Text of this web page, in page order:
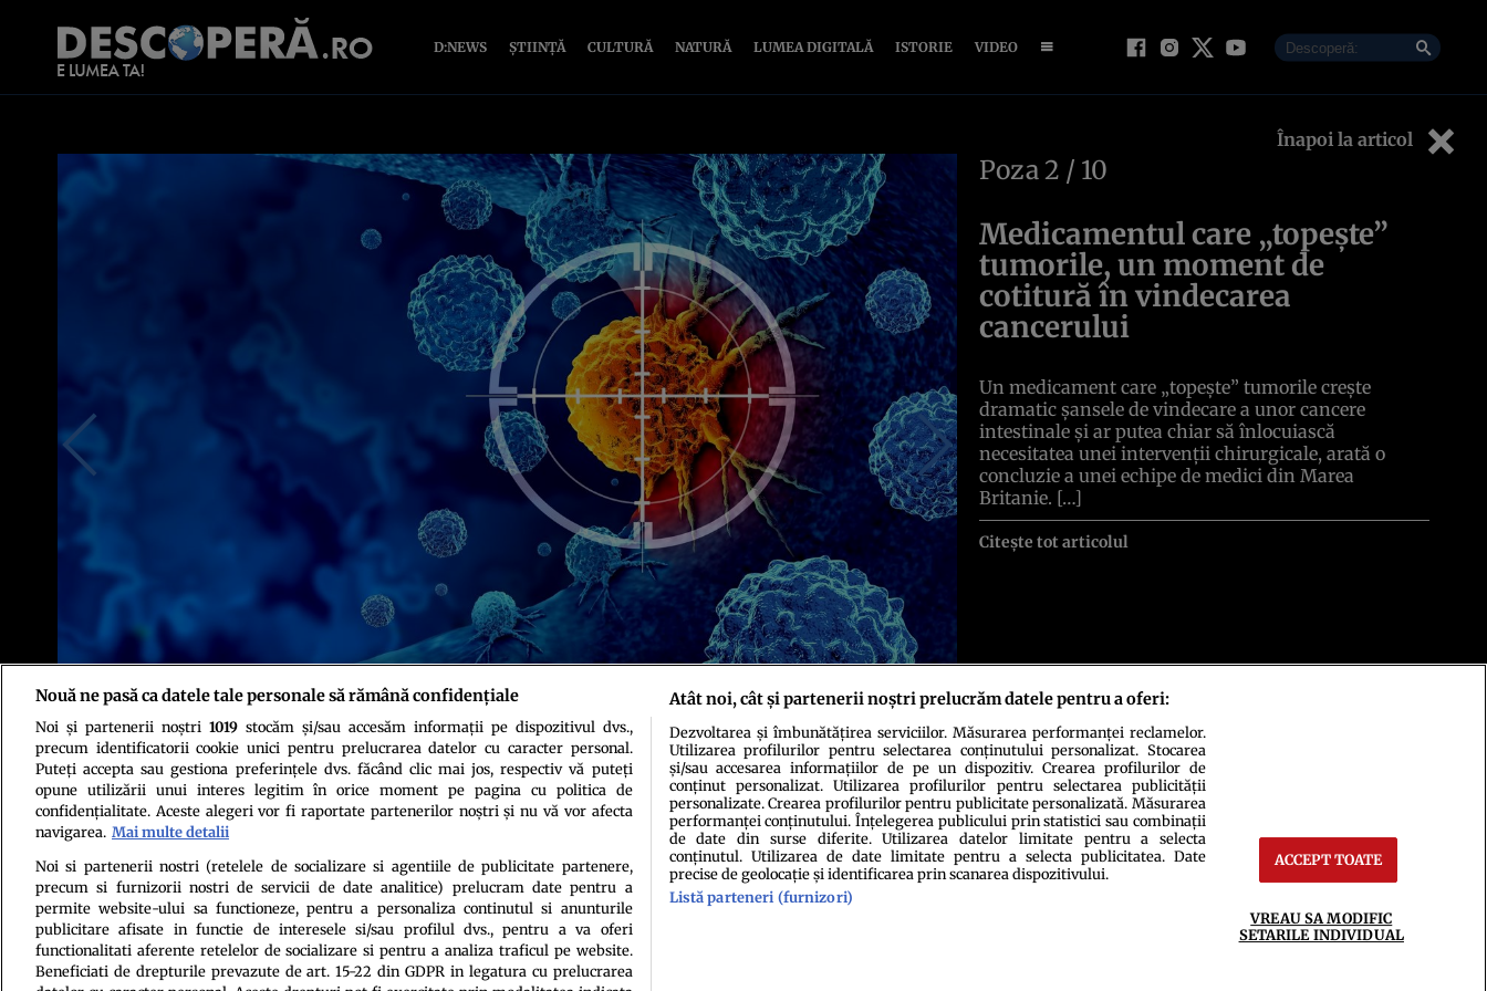
D:NEWS ȘTIINȚĂ CULTURĂ NATURĂ LUMEA DIGITALĂ ISTORIE VIDEO
Înapoi la articol
Foto: Shutterstock
Poza2 / 10
Medicamentul care „topește”
tumorile, un moment de
cotitură în vindecarea
cancerului
Un medicament care „topește” tumorile crește
dramatic șansele de vindecare a unor cancere
intestinale și ar putea chiar să înlocuiască
necesitatea unei intervenții chirurgicale, arată o
concluzie a unei echipe de medici din Marea
Britanie. […]
Citește tot articolul
Politica de confidenţialitatePolitica de cookiesTermeni şi condiţii Echipa redacțională ContactSetări Cookies
Nouă ne pasă ca datele tale personale să rămână confidențiale
Noi și partenerii noștri 1019stocăm și/sau accesăm informații pe dispozitivul dvs.,
precum identificatorii cookie unici pentru prelucrarea datelor cu caracter personal.
Puteți accepta sau gestiona preferințele dvs. făcând clic mai jos, respectiv vă puteți
opune utilizării unui interes legitim în orice moment pe pagina cu politica de
confidențialitate. Aceste alegeri vor fi raportate partenerilor noștri și nu vă vor afecta
navigarea. Mai multe detalii
Noi si partenerii nostri (retelele de socializare si agentiile de publicitate partenere,
precum si furnizorii nostri de servicii de date analitice) prelucram date pentru a
permite website-ului sa functioneze, pentru a personaliza continutul si anunturile
publicitare afisate in functie de interesele si/sau profilul dvs., pentru a va oferi
functionalitati aferente retelelor de socializare si pentru a analiza traficul pe website.
Beneficiati de drepturile prevazute de art. 15-22 din GDPR in legatura cu prelucrarea
Atât noi, cât și partenerii noștri prelucrăm datele pentru a oferi:
Dezvoltarea și îmbunătățirea serviciilor. Măsurarea performanței reclamelor.
Utilizarea profilurilor pentru selectarea conținutului personalizat. Stocarea
și/sau accesarea informațiilor de pe un dispozitiv. Crearea profilurilor de
conținut personalizat. Utilizarea profilurilor pentru selectarea publicității
personalizate. Crearea profilurilor pentru publicitate personalizată. Măsurarea
performanței conținutului. Înțelegerea publicului prin statistici sau combinații
de date din surse diferite. Utilizarea datelor limitate pentru a selecta
conținutul. Utilizarea de date limitate pentru a selecta publicitatea. Date
precise de geolocație și identificarea prin scanarea dispozitivului.
Listă parteneri (furnizori)
ACCEPT TOATE
VREAU SA MODIFIC
SETARILE INDIVIDUAL